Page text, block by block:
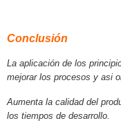
Conclusión
La aplicación de los
mejorar los procesos y asi
Aumenta la calidad del
los tiempos de desarrollo.